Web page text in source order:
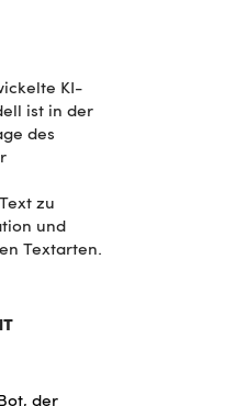
KI-
ist in der
des
zu
und
Textarten.
der